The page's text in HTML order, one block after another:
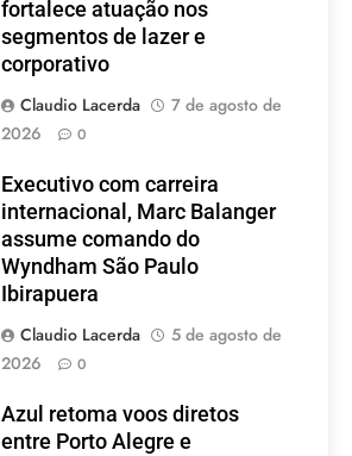
fortalece atuação nos
segmentos de lazer e
corporativo
Claudio Lacerda
7 de agosto de
2026
0
Executivo com carreira
internacional, Marc Balanger
assume comando do
Wyndham São Paulo
Ibirapuera
Claudio Lacerda
5 de agosto de
2026
0
Azul retoma voos diretos
entre Porto Alegre e